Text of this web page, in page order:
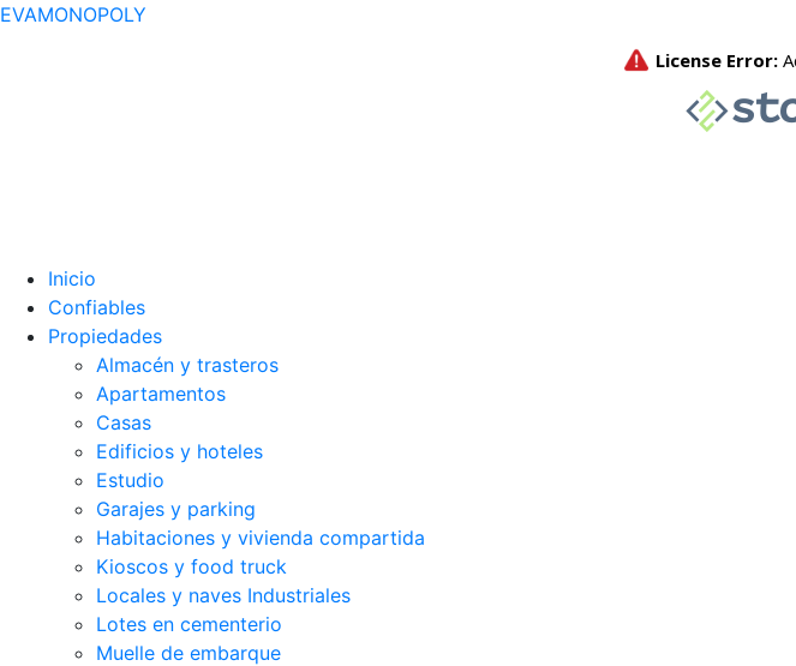
EVAMONOPOLY
Inicio
Confiables
Propiedades
Almacén y trasteros
Apartamentos
Casas
Edificios y hoteles
Estudio
Garajes y parking
Habitaciones y vivienda compartida
Kioscos y food truck
Locales y naves Industriales
Lotes en cementerio
Muelle de embarque